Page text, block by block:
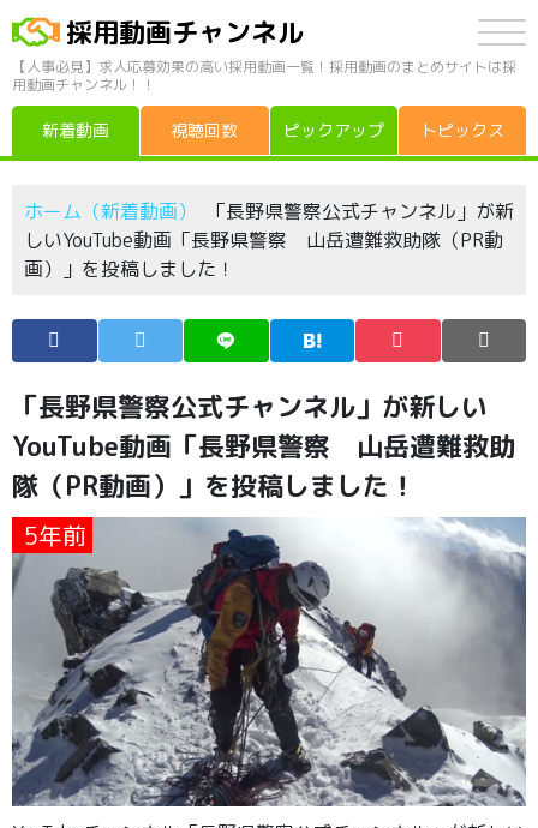
採用動画チャンネル
【人事必見】求人応募効果の高い採用動画一覧！採用動画のまとめサイトは採
用動画チャンネル！！
新着動画 視聴回数 ピックアップ トピックス
ホーム（新着動画）
「長野県警察公式チャンネル」が新
しいYouTube動画「長野県警察 山岳遭難救助隊（PR動
画）」を投稿しました！
「長野県警察公式チャンネル」が新しい
YouTube動画「長野県警察 山岳遭難救助
隊（PR動画）」を投稿しました！
5年前